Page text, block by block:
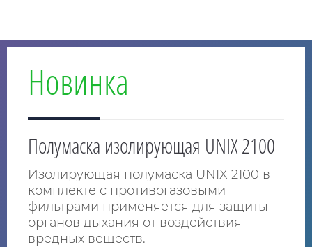
Новинка
Полумаска изолирующая UNIX 2100
Изолирующая полумаска UNIX 2100 в
комплекте с противогазовыми
фильтрами применяется для защиты
органов дыхания от воздействия
вредных веществ.